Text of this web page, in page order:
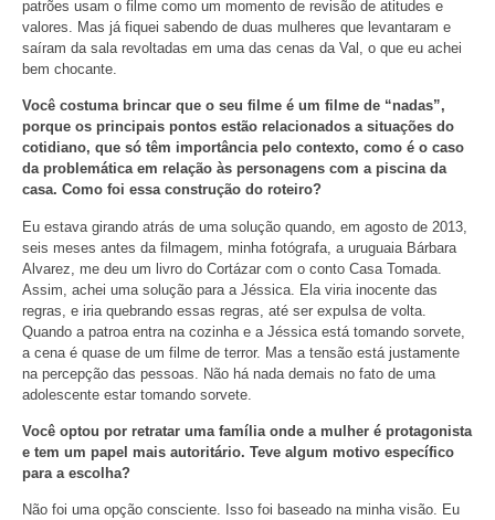
patrões usam o filme como um momento de revisão de atitudes e
valores. Mas já fiquei sabendo de duas mulheres que levantaram e
saíram da sala revoltadas em uma das cenas da Val, o que eu achei
bem chocante.
Você costuma brincar que o seu filme é um filme de “nadas”,
porque os principais pontos estão relacionados a situações do
cotidiano, que só têm importância pelo contexto, como é o caso
da problemática em relação às personagens com a piscina da
casa. Como foi essa construção do roteiro?
Eu estava girando atrás de uma solução quando, em agosto de 2013,
seis meses antes da filmagem, minha fotógrafa, a uruguaia Bárbara
Alvarez, me deu um livro do Cortázar com o conto Casa Tomada.
Assim, achei uma solução para a Jéssica. Ela viria inocente das
regras, e iria quebrando essas regras, até ser expulsa de volta.
Quando a patroa entra na cozinha e a Jéssica está tomando sorvete,
a cena é quase de um filme de terror. Mas a tensão está justamente
na percepção das pessoas. Não há nada demais no fato de uma
adolescente estar tomando sorvete.
Você optou por retratar uma família onde a mulher é protagonista
e tem um papel mais autoritário. Teve algum motivo específico
para a escolha?
Não foi uma opção consciente. Isso foi baseado na minha visão. Eu